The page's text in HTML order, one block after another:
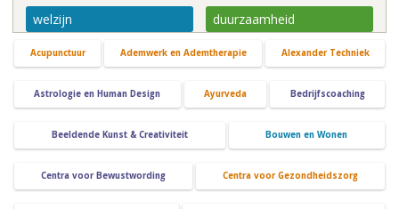
welzijn duurzaamheid
Acupunctuur Ademwerk en Ademtherapie Alexander Techniek
Astrologie en Human Design Ayurveda Bedrijfscoaching
Beeldende Kunst & Creativiteit Bouwen en Wonen
Centra voor Bewustwording Centra voor Gezondheidszorg